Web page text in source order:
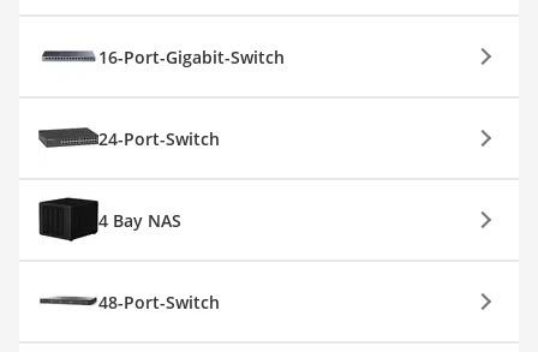
16-Port-Gigabit-Switch
24-Port-Switch
4 Bay NAS
48-Port-Switch